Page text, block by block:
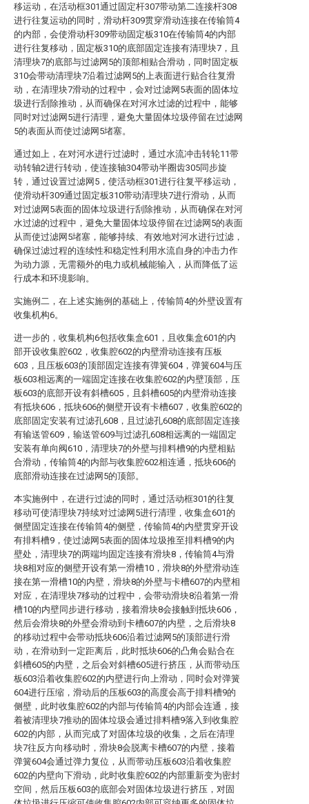
移运动，在活动框301通过固定杆307带动第二连接杆308
进行往复运动的同时，滑动杆309贯穿滑动连接在传输筒4
的内部，会使滑动杆309带动固定板310在传输筒4的内部
进行往复移动，固定板310的底部固定连接有清理块7，且
清理块7的底部与过滤网5的顶部相贴合滑动，同时固定板
310会带动清理块7沿着过滤网5的上表面进行贴合往复滑
动，在清理块7滑动的过程中，会对过滤网5表面的固体垃
圾进行刮除推动，从而确保在对河水过滤的过程中，能够
同时对过滤网5进行清理，避免大量固体垃圾停留在过滤网
5的表面从而使过滤网5堵塞。
通过如上，在对河水进行过滤时，通过水流冲击转轮11带
动转轴2进行转动，使连接轴304带动半圈齿305同步旋
转，通过设置过滤网5，使活动框301进行往复平移运动，
使滑动杆309通过固定板310带动清理块7进行滑动，从而
对过滤网5表面的固体垃圾进行刮除推动，从而确保在对河
水过滤的过程中，避免大量固体垃圾停留在过滤网5的表面
从而使过滤网5堵塞，能够持续、有效地对河水进行过滤，
确保过滤过程的连续性和稳定性利用水流自身的冲击力作
为动力源，无需额外的电力或机械能输入，从而降低了运
行成本和环境影响。
实施例二，在上述实施例的基础上，传输筒4的外壁设置有
收集机构6。
进一步的，收集机构6包括收集盒601，且收集盒601的内
部开设收集腔602，收集腔602的内壁滑动连接有压板
603，且压板603的顶部固定连接有弹簧604，弹簧604与压
板603相远离的一端固定连接在收集腔602的内壁顶部，压
板603的底部开设有斜槽605，且斜槽605的内壁滑动连接
有抵块606，抵块606的侧壁开设有卡槽607，收集腔602的
底部固定安装有过滤孔608，且过滤孔608的底部固定连接
有输送管609，输送管609与过滤孔608相远离的一端固定
安装有单向阀610，清理块7的外壁与排料槽9的内壁相贴
合滑动，传输筒4的内部与收集腔602相连通，抵块606的
底部滑动连接在过滤网5的顶部。
本实施例中，在进行过滤的同时，通过活动框301的往复
移动可使清理块7持续对过滤网5进行清理，收集盒601的
侧壁固定连接在传输筒4的侧壁，传输筒4的内壁贯穿开设
有排料槽9，使过滤网5表面的固体垃圾推至排料槽9的内
壁处，清理块7的两端均固定连接有滑块8，传输筒4与滑
块8相对应的侧壁开设有第一滑槽10，滑块8的外壁滑动连
接在第一滑槽10的内壁，滑块8的外壁与卡槽607的内壁相
对应，在清理块7移动的过程中，会带动滑块8沿着第一滑
槽10的内壁同步进行移动，接着滑块8会接触到抵块606，
然后会滑块8的外壁会滑动到卡槽607的内壁，之后滑块8
的移动过程中会带动抵块606沿着过滤网5的顶部进行滑
动，在滑动到一定距离后，此时抵块606的凸角会贴合在
斜槽605的内壁，之后会对斜槽605进行挤压，从而带动压
板603沿着收集腔602的内壁进行向上滑动，同时会对弹簧
604进行压缩，滑动后的压板603的高度会高于排料槽9的
侧壁，此时收集腔602的内部与传输筒4的内部会连通，接
着被清理块7推动的固体垃圾会通过排料槽9落入到收集腔
602的内部，从而完成了对固体垃圾的收集，之后在清理
块7往反方向移动时，滑块8会脱离卡槽607的内壁，接着
弹簧604会通过弹力复位，从而带动压板603沿着收集腔
602的内壁向下滑动，此时收集腔602的内部重新变为密封
空间，然后压板603的底部会对固体垃圾进行挤压，对固